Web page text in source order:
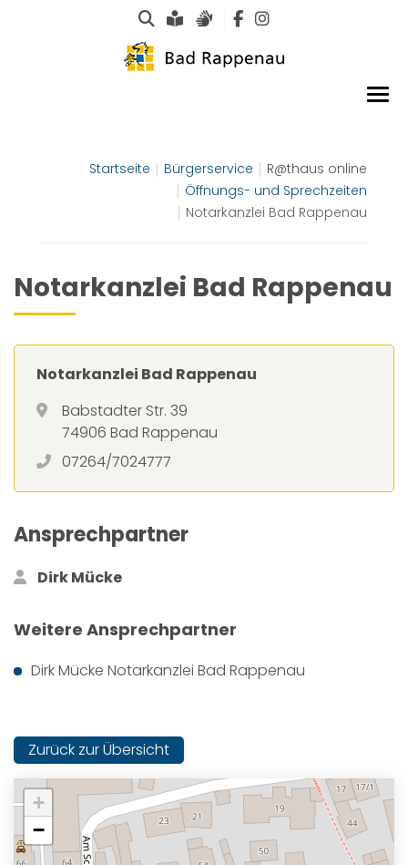
Suche
Leichte Sprache
Gebärdensprachen
Startseite Bürgerservice
R@thaus online
Öffnungs- und Sprechzeiten
Notarkanzlei Bad Rappenau
Notarkanzlei Bad Rappenau
Notarkanzlei Bad Rappenau
Babstadter Str. 39
74906 Bad Rappenau
07264/7024777
Ansprechpartner
Dirk Mücke
Weitere Ansprechpartner
Dirk Mücke Notarkanzlei Bad Rappenau
Zurück zur Übersicht
+
−